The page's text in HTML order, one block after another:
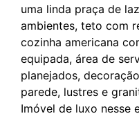
uma linda praça de
ambientes, teto com
cozinha americana
equipada, área de
planejados,
parede, lustres e
Imóvel de luxo nesse